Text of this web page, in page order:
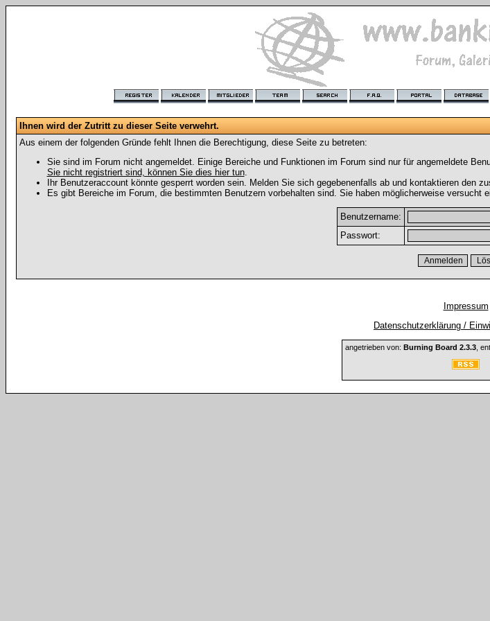
Ihnen wird der Zutritt zu dieser Seite verwehrt.
Aus einem der folgenden Gründe fehlt Ihnen die Berechtigung, diese Seite zu betreten:
Sie sind im Forum nicht angemeldet. Einige Bereiche und Funktionen im Forum sind nur für angemeldete
Sie nicht registriert sind, können Sie dies hier tun.
Ihr Benutzeraccount könnte gesperrt worden sein. Melden Sie sich gegebenenfalls ab und kontaktieren den
Es gibt Bereiche im Forum, die bestimmten Benutzern vorbehalten sind. Sie haben möglicherweise versucht
Benutzername:
Passwort:
Impressum
Datenschutzerklärung /
angetrieben von: Burning Board 2.3.3 ,